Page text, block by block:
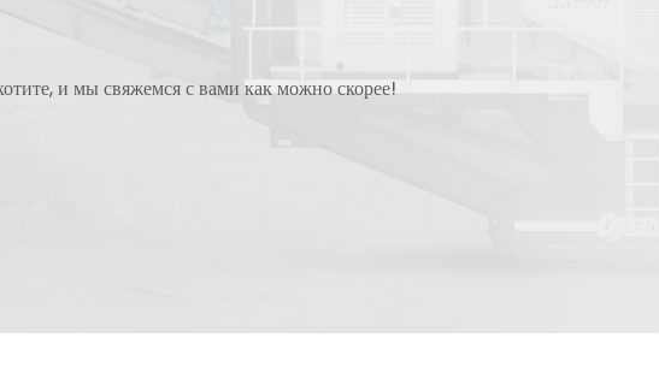
и мы свяжемся с вами как можно скорее!